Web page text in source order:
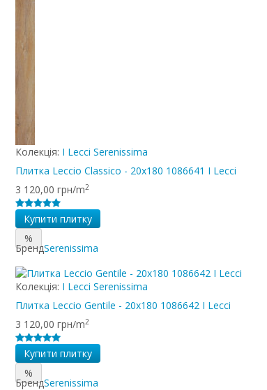
Колекція: I Lecci Serenissima
Плитка Leccio Classico - 20x180 1086641 I Lecci
3 120,00 грн/m2
Купити плитку
%
БрендSerenissima
Колекція: I Lecci Serenissima
Плитка Leccio Gentile - 20x180 1086642 I Lecci
3 120,00 грн/m2
Купити плитку
%
БрендSerenissima